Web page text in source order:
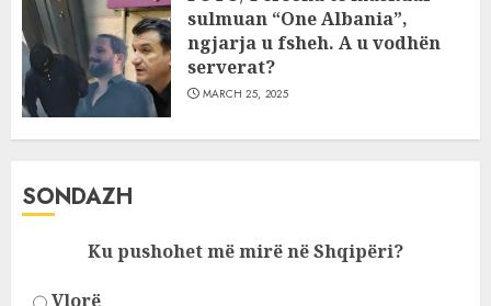
sulmuan “One Albania”,
ngjarja u fsheh. A u vodhën
serverat?
MARCH 25, 2025
SONDAZH
Ku pushohet më mirë në Shqipëri?
Vlorë